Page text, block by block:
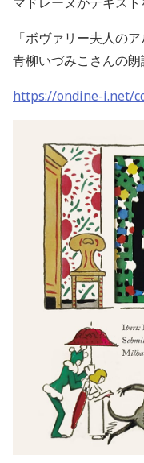
「ボヴァリー夫人の
青柳いづみこさんの朗
https://ondine-i.net/